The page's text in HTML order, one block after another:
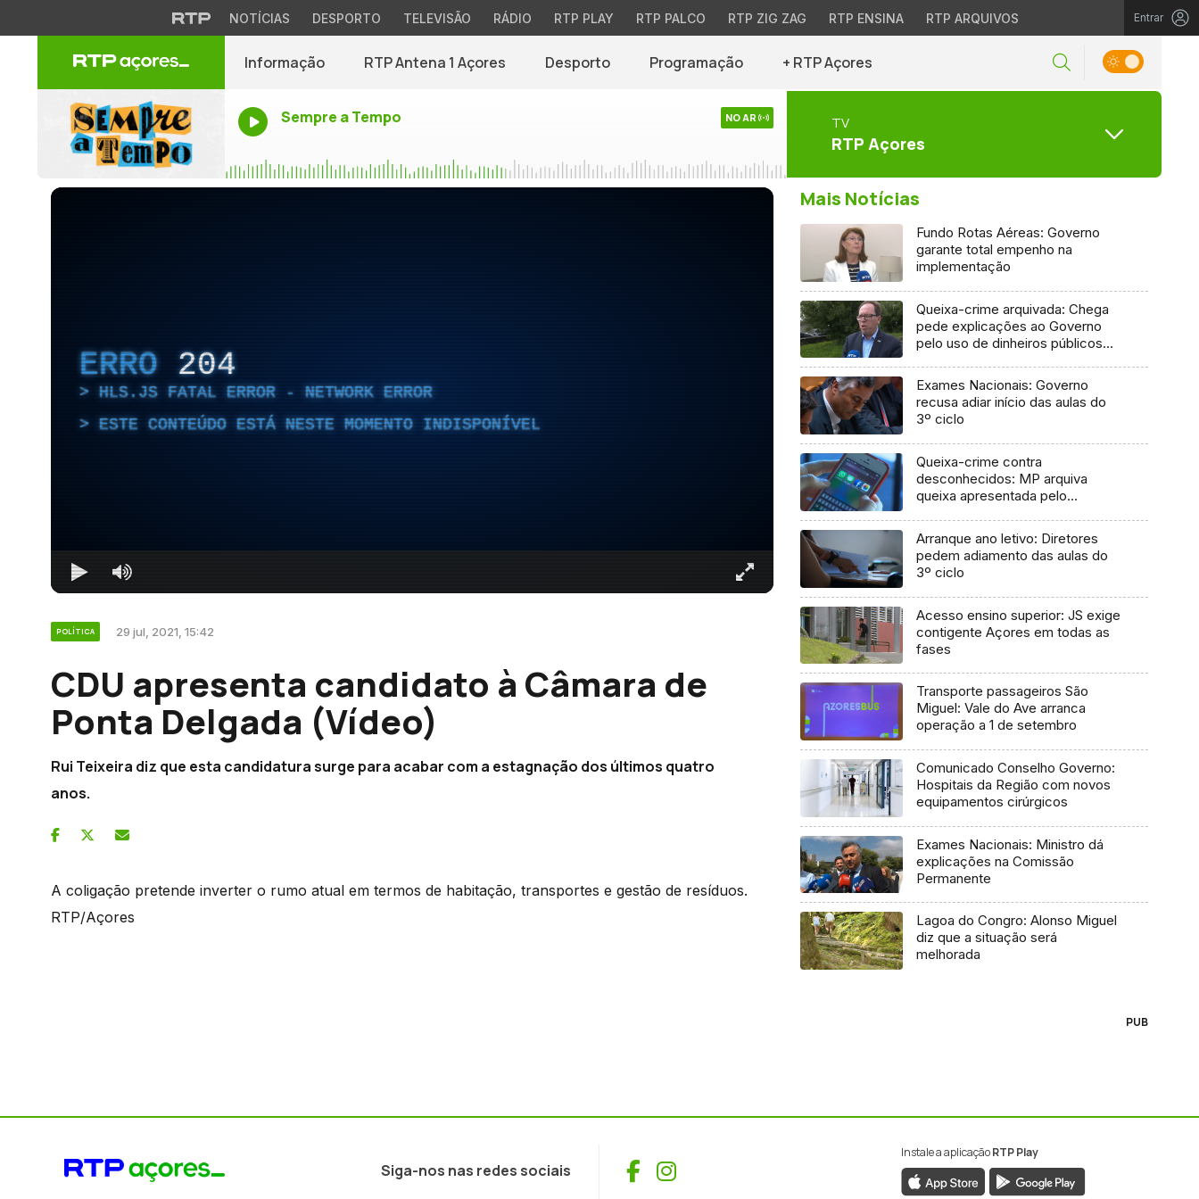
NOTÍCIAS DESPORTO TELEVISÃO RÁDIO RTP PLAY RTP PALCO RTP ZIG ZAG RTP ENSINA RTP ARQUIVOS Entrar
Informação RTP Antena 1 Açores Desporto Programação + RTP Açores
Sempre a Tempo NO AR TV
RTP Açores
ERRO 204
HLS.JS FATAL ERROR - NETWORK ERROR
ESTE CONTEÚDO ESTÁ NESTE MOMENTO INDISPONÍVEL
POLÍTICA 29 jul, 2021, 15:42
CDU apresenta candidato à Câmara de
Ponta Delgada (Vídeo)
Rui Teixeira diz que esta candidatura surge para acabar com a estagnação dos últimos quatro
anos.
A coligação pretende inverter o rumo atual em termos de habitação, transportes e gestão de resíduos.
RTP/Açores
Mais Notícias
Fundo Rotas Aéreas: Governo
garante total empenho na
implementação
Queixa-crime arquivada: Chega
pede explicações ao Governo
pelo uso de dinheiros públicos
Exames Nacionais: Governo
recusa adiar início das aulas do
3º ciclo
Queixa-crime contra
desconhecidos: MP arquiva
queixa apresentada pelo
Arranque ano letivo: Diretores
pedem adiamento das aulas do
3º ciclo
Acesso ensino superior: JS exige
contigente Açores em todas as
fases
Transporte passageiros São
Miguel: Vale do Ave arranca
operação a 1 de setembro
Comunicado Conselho Governo:
Hospitais da Região com novos
equipamentos cirúrgicos
Exames Nacionais: Ministro dá
explicações na Comissão
Permanente
Lagoa do Congro: Alonso Miguel
diz que a situação será
melhorada
PUB
Siga-nos nas redes sociais Facebook
Instagram
Instale a aplicaçãoRTP Play